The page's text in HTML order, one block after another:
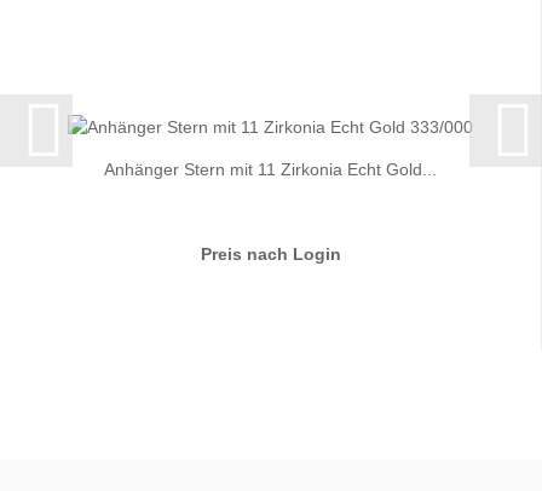
Anhänger Stern mit 11 Zirkonia Echt Gold...
Preis nach Login